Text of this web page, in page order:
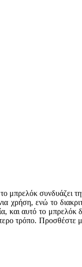
μπρελόκ συνδυάζει
χρήση, ενώ το
και αυτό το μπρελόκ
τρόπο. Προσθέστε